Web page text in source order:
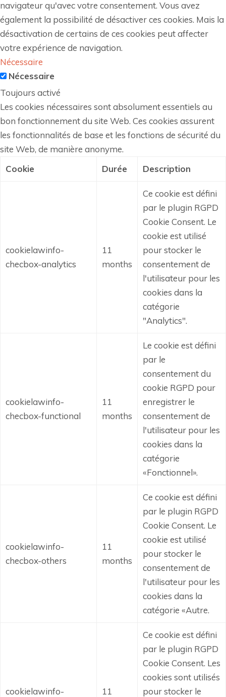
navigateur qu'avec votre consentement. Vous avez
également la possibilité de désactiver ces cookies. Mais la
désactivation de certains de ces cookies peut affecter
votre expérience de navigation.
Nécessaire
Nécessaire
Toujours activé
Les cookies nécessaires sont absolument essentiels au
bon fonctionnement du site Web. Ces cookies assurent
les fonctionnalités de base et les fonctions de sécurité du
site Web, de manière anonyme.
Cookie
Durée Description
cookielawinfo-
checbox-analytics
11
months
Ce cookie est défini
par le plugin RGPD
Cookie Consent. Le
cookie est utilisé
pour stocker le
consentement de
l'utilisateur pour les
cookies dans la
catégorie
"Analytics".
cookielawinfo-
checbox-functional
11
months
Le cookie est défini
par le
consentement du
cookie RGPD pour
enregistrer le
consentement de
l'utilisateur pour les
cookies dans la
catégorie
«Fonctionnel».
cookielawinfo-
checbox-others
11
months
Ce cookie est défini
par le plugin RGPD
Cookie Consent. Le
cookie est utilisé
pour stocker le
consentement de
l'utilisateur pour les
cookies dans la
catégorie «Autre.
cookielawinfo-
11
Ce cookie est défini
par le plugin RGPD
Cookie Consent. Les
cookies sont utilisés
pour stocker le